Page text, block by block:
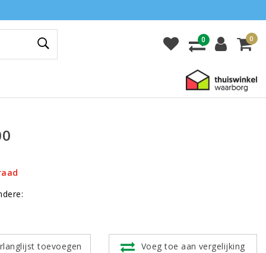
0 0
toevoegen Voeg toe aan vergelijking